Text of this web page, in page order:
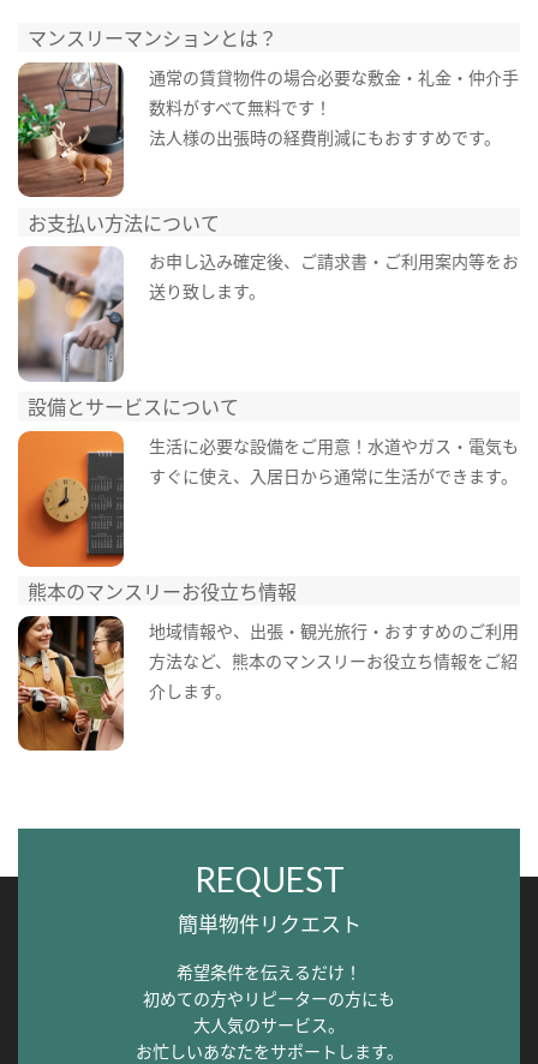
マンスリーマンションとは？
通常の賃貸物件の場合必要な敷金・礼金・仲介手
数料がすべて無料です！
法人様の出張時の経費削減にもおすすめです。
お支払い方法について
お申し込み確定後、ご請求書・ご利用案内等をお
送り致します。
設備とサービスについて
生活に必要な設備をご用意！水道やガス・電気も
すぐに使え、入居日から通常に生活ができます。
熊本のマンスリーお役立ち情報
地域情報や、出張・観光旅行・おすすめのご利用
方法など、熊本のマンスリーお役立ち情報をご紹
介します。
REQUEST
簡単物件リクエスト
希望条件を伝えるだけ！
初めての方やリピーターの方にも
大人気のサービス。
お忙しいあなたをサポートします。